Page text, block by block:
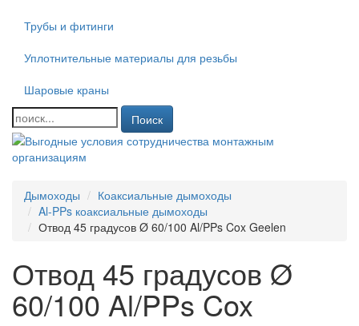
Трубы и фитинги
Уплотнительные материалы для резьбы
Шаровые краны
Поиск
Дымоходы
Коаксиальные дымоходы
Al-PPs коаксиальные дымоходы
Отвод 45 градусов Ø 60/100 Al/PPs Cox Geelen
Отвод 45 градусов Ø
60/100 Al/PPs Cox